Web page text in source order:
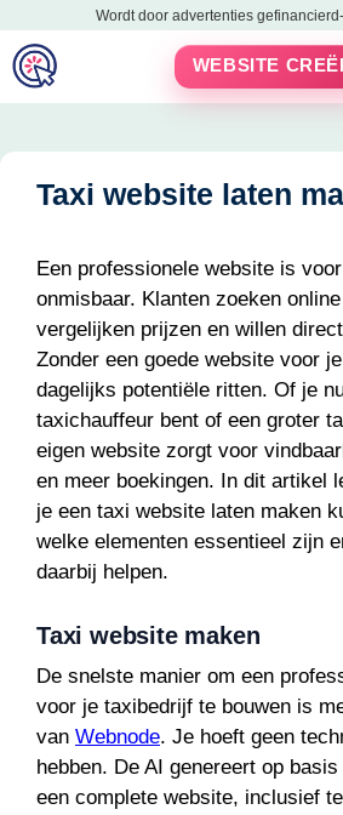
naar
de
inhoud
Wordt door advertenties gefinancierd-
WEBSITE
Taxi website laten
Een professionele website is
onmisbaar. Klanten zoeken
vergelijken prijzen en willen
Zonder een goede website voor
dagelijks potentiële ritten. Of je
taxichauffeur bent of een groter
eigen website zorgt voor
en meer boekingen. In dit artikel
je een taxi website laten maken
welke elementen essentieel zijn
daarbij helpen.
Taxi website maken
De snelste manier om een
voor je taxibedrijf te bouwen is
van Webnode. Je hoeft geen
hebben. De AI genereert op
een complete website, inclusief